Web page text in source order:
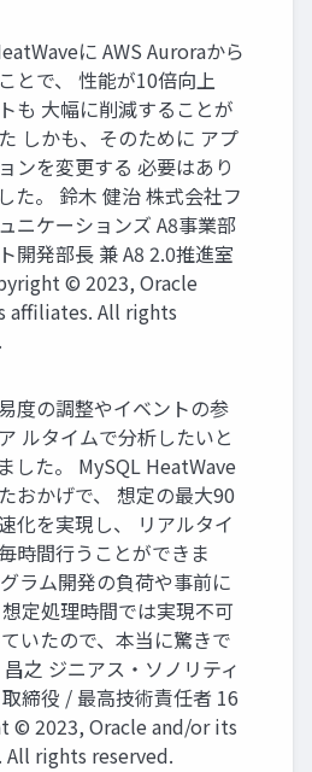
に AWS Auroraから
とで、 性能が10倍向上
も ⼤幅に削減することが
しかも、そのために アプ
ンを変更する 必要はあり
た。 鈴⽊ 健治 株式会社フ
ニケーションズ A8事業部
開発部⻑ 兼 A8 2.0推進室
© 2023, Oracle
affiliates. All rights
度の調整やイベントの参
ルタイムで分析したいと
した。 MySQL HeatWave
おかげで、 想定の最⼤90
化を実現し、 リアルタイ
時間⾏うことができま
ラム開発の負荷や事前に
定処理時間では実現不可
いたので、本当に驚きで
昌之 ジニアス・ソノリティ
締役 / 最⾼技術責任者 16
© 2023, Oracle and/or its
rights reserved.